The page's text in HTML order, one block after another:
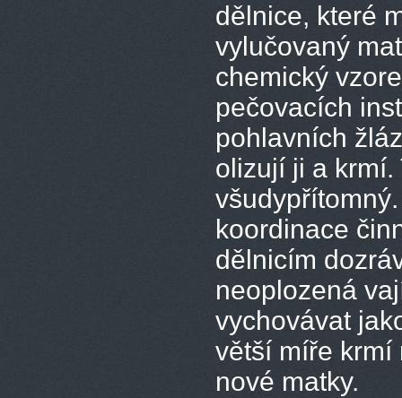
dělnice, které
vylučovaný
chemický
pečovacích
pohlavních
olizují ji a krmí.
koordinace
dělnicím
neoplozená
vychovávat
větší míře krmí
nové matky.